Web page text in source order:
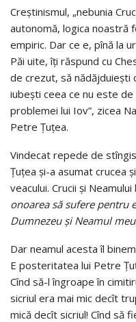
Creştinismul, „nebunia
autonomă, logica noastră
empiric. Dar ce e, pînă la
Păi uite, îţi răspund cu
de crezut, să nădăjduieşti
iubeşti ceea ce nu este de
problemei lui Iov”, zicea
Petre Ţuţea.
Vindecat repede de
Ţuţea şi-a asumat crucea
veacului. Crucii şi
onoarea să sufere pentru
Dumnezeu şi Neamul meu
Dar neamul acesta îl
E posteritatea lui Petre
Cînd să-l îngroape în
sicriul era mai mic decît
mică decît sicriul! Cînd să